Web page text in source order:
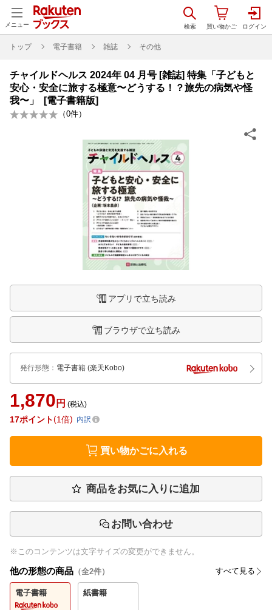
メニュー
トップ 電子書籍 雑誌 その他
チャイルドヘルス 2024年 04 月号 [雑誌] 特集「子どもと
安心・安全に旅する極意〜どうする！？旅先の病気や怪
我〜」 [電子書籍版]
（0件）
アプリで立ち読み
ブラウザで立ち読み
発行形態 ： 電子書籍 (楽天Kobo)
1,870 円 (税込)
17ポイント 1倍 内訳
買い物かごに入れる
商品をお気に入りに追加
お問い合わせ
※このコンテンツは文字サイズの変更ができません。
他の形態の商品 （全2件） すべて見る
電子書籍 紙書籍